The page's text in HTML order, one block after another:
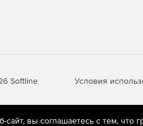
Softline Условия
вы соглашаетесь с тем, что